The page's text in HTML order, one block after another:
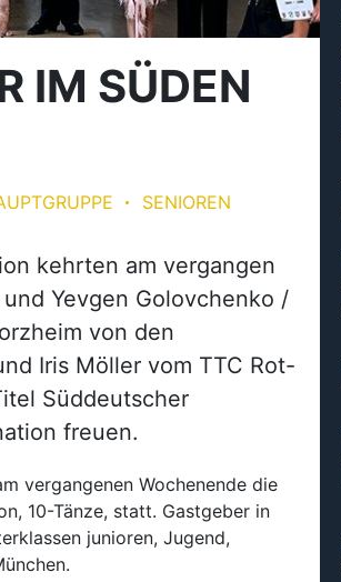
IM SÜDEN
SENIOREN
kehrten am vergangen
Yevgen Golovchenko /
von den
Iris Möller vom TTC Rot-
Süddeutscher
freuen.
vergangenen Wochenende die
10-Tänze, statt. Gastgeber in
junioren, Jugend,